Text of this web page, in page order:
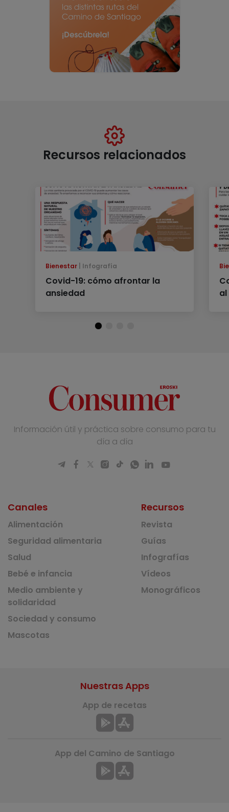
Recursos relacionados
Bienestar Infografía
Covid-19: cómo afrontar la
ansiedad
Información útil y práctica sobre consumo para tu
día a día
Canales
Alimentación
Seguridad alimentaria
Salud
Bebé e infancia
Medio ambiente y
solidaridad
Sociedad y consumo
Mascotas
Recursos
Revista
Guías
Infografías
Vídeos
Monográficos
Nuestras Apps
App de recetas
App del Camino de Santiago